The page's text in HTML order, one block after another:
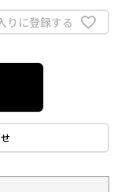
りに登録する